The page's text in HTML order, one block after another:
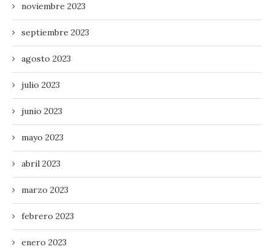
noviembre 2023
septiembre 2023
agosto 2023
julio 2023
junio 2023
mayo 2023
abril 2023
marzo 2023
febrero 2023
enero 2023